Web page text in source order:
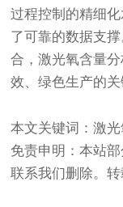
过程控制的精细
了可靠的数据支
合，激光氧含量
效、绿色生产的关
本文关键词：激
免责申明：本站
联系我们删除。转